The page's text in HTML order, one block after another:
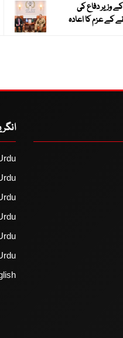
وزیر دفاع کی
کے عزم کا اعادہ